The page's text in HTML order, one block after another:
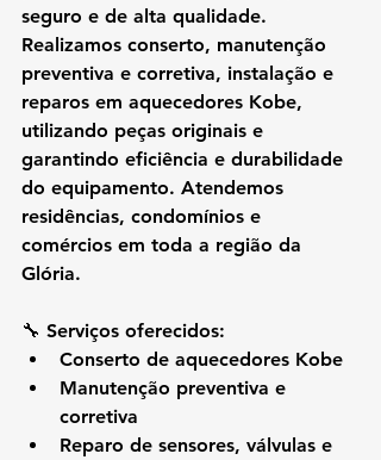
seguro e de alta qualidade.
Realizamos conserto, manutenção
preventiva e corretiva, instalação e
reparos em aquecedores Kobe,
utilizando peças originais e
garantindo eficiência e durabilidade
do equipamento. Atendemos
residências, condomínios e
comércios em toda a região da
Glória.
🔧 Serviços oferecidos:
Conserto de aquecedores Kobe
Manutenção preventiva e
corretiva
Reparo de sensores, válvulas e